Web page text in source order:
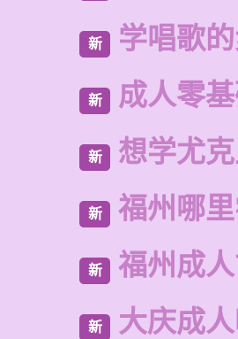
新 学唱歌
新 成人零
新 想学尤
新 福州哪
新 福州成
新 大庆成